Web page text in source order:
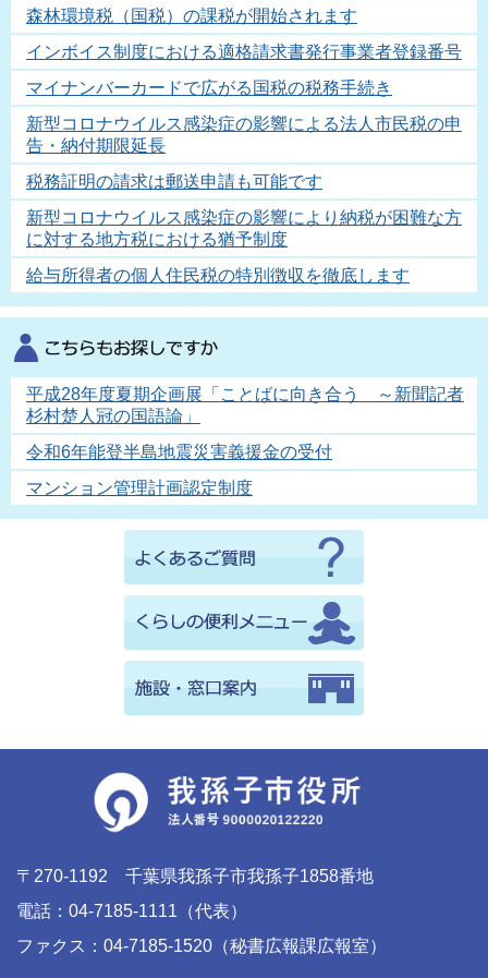
森林環境税（国税）の課税が開始されます
インボイス制度における適格請求書発行事業者登録番号
マイナンバーカードで広がる国税の税務手続き
新型コロナウイルス感染症の影響による法人市民税の申
告・納付期限延長
税務証明の請求は郵送申請も可能です
新型コロナウイルス感染症の影響により納税が困難な方
に対する地方税における猶予制度
給与所得者の個人住民税の特別徴収を徹底します
平成28年度夏期企画展「ことばに向き合う ～新聞記者
杉村楚人冠の国語論」
令和6年能登半島地震災害義援金の受付
マンション管理計画認定制度
〒270-1192 千葉県我孫子市我孫子1858番地
電話：04-7185-1111（代表）
ファクス：04-7185-1520（秘書広報課広報室）